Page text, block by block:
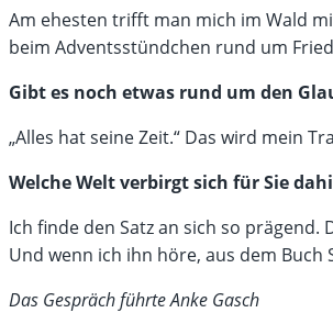
Am ehesten trifft man mich im Wald
beim Adventsstündchen rund um
Gibt es noch etwas rund um den
„Alles hat seine Zeit.“ Das wird mein
Welche Welt verbirgt sich für Sie
Ich finde den Satz an sich so prägend.
Und wenn ich ihn höre, aus dem
Das Gespräch führte Anke Gasch